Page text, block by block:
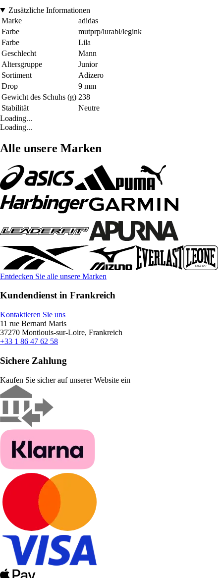
Zusätzliche Informationen
Marke
adidas
Farbe
mutprp/lurabl/legink
Farbe
Lila
Geschlecht
Mann
Altersgruppe
Junior
Sortiment
Adizero
Drop
9 mm
Gewicht des Schuhs (g) 238
Stabilität
Neutre
Loading...
Loading...
Alle unsere Marken
Entdecken Sie alle unsere Marken
Kundendienst in Frankreich
Kontaktieren Sie uns
11 rue Bernard Maris
37270 Montlouis-sur-Loire, Frankreich
+33 1 86 47 62 58
Sichere Zahlung
Kaufen Sie sicher auf unserer Website ein